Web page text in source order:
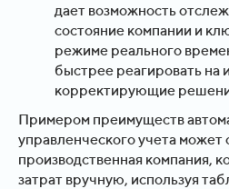
дает возможность
состояние компании и
режиме реального
быстрее реагировать на
корректирующие
Примером преимуществ
управленческого учета может
производственная компания,
затрат вручную, используя